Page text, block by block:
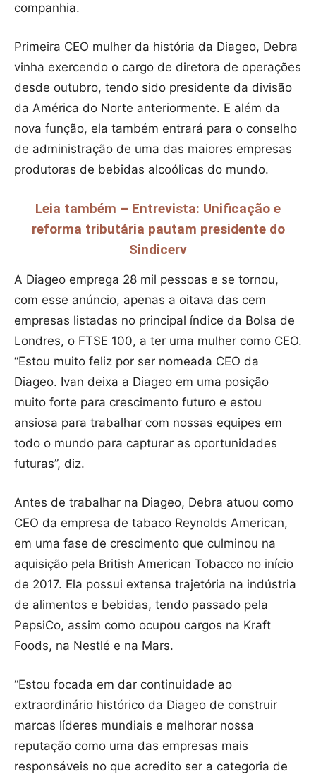
companhia.
Primeira CEO mulher da história da Diageo, Debra
vinha exercendo o cargo de diretora de operações
desde outubro, tendo sido presidente da divisão
da América do Norte anteriormente. E além da
nova função, ela também entrará para o conselho
de administração de uma das maiores empresas
produtoras de bebidas alcoólicas do mundo.
Leia também – Entrevista: Unificação e
reforma tributária pautam presidente do
Sindicerv
A Diageo emprega 28 mil pessoas e se tornou,
com esse anúncio, apenas a oitava das cem
empresas listadas no principal índice da Bolsa de
Londres, o FTSE 100, a ter uma mulher como CEO.
“Estou muito feliz por ser nomeada CEO da
Diageo. Ivan deixa a Diageo em uma posição
muito forte para crescimento futuro e estou
ansiosa para trabalhar com nossas equipes em
todo o mundo para capturar as oportunidades
futuras”, diz.
Antes de trabalhar na Diageo, Debra atuou como
CEO da empresa de tabaco Reynolds American,
em uma fase de crescimento que culminou na
aquisição pela British American Tobacco no início
de 2017. Ela possui extensa trajetória na indústria
de alimentos e bebidas, tendo passado pela
PepsiCo, assim como ocupou cargos na Kraft
Foods, na Nestlé e na Mars.
“Estou focada em dar continuidade ao
extraordinário histórico da Diageo de construir
marcas líderes mundiais e melhorar nossa
reputação como uma das empresas mais
responsáveis no que acredito ser a categoria de